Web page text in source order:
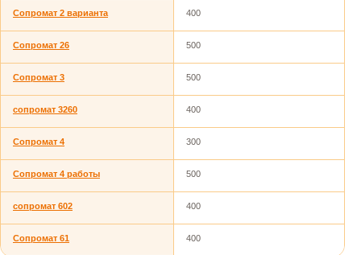
Сопромат 2 варианта 400
Сопромат 26 500
Сопромат 3 500
сопромат 3260 400
Сопромат 4 300
Сопромат 4 работы 500
сопромат 602 400
Сопромат 61 400